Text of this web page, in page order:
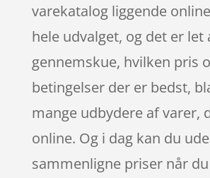
varekatalog liggende
hele udvalget, og det er let
gennemskue, hvilken pris
betingelser der er bedst,
mange udbydere af varer,
online. Og i dag kan du
sammenligne priser når